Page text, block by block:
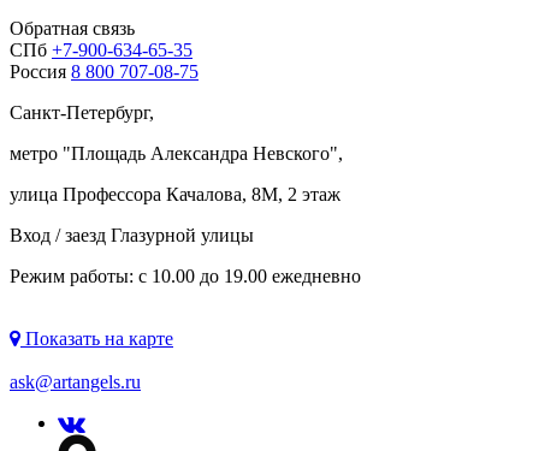
Обратная связь
СПб +7-900-634-65-35
Россия 8 800 707-08-75
Санкт-Петербург,
метро "Площадь Александра Невского",
улица Профессора Качалова, 8М, 2 этаж
Вход / заезд Глазурной улицы
Режим работы: с 10.00 до 19.00 ежедневно
Показать на карте
ask@artangels.ru